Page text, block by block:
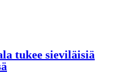
tukee sieviläisiä